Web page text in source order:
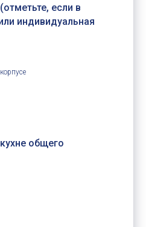
если в
индивидуальная
общего